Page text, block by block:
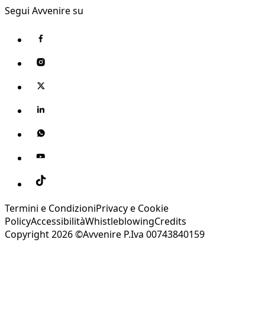
Segui Avvenire su
Termini e CondizioniPrivacy e Cookie
PolicyAccessibilitàWhistleblowingCredits
Copyright 2026 ©Avvenire P.Iva 00743840159